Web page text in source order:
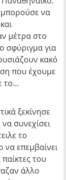
μπορούσε να
μέτρα στο
σφύριγμα για
κακό
που έχουμε
το…
ξεκίνησε
συνεχίσει
το
να επεμβαίνει
του
άλλο